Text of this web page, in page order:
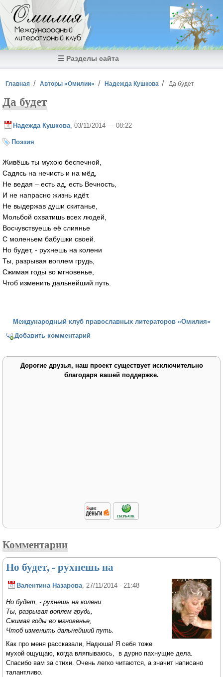
Перейти к основному содержанию
Омилия
Международный
литературный клуб
☰ Разделы сайта
Вы здесь
Главная Авторы «Омилии» Надежда Кушкова Да будет
Да будет
Надежда Кушкова , 03/11/2014 — 08:22
Поэзия
Живёшь ты мухою беспечной,
Садясь на нечисть и на мёд,
Не ведая – есть ад, есть Вечность,
И не напрасно жизнь идёт.
Не выдержав души скитанье,
Мольбой охватишь всех людей,
Восчувствуешь её слиянье
С моленьем бабушки своей.
Но будет, - рухнешь на колени
Ты, разрывая воплем грудь,
Сжимая годы во мгновенье,
Чтоб изменить дальнейший путь.
Международный клуб православных литераторов «Омилия»
Добавить комментарий
Дорогие друзья, наш проект существует исключительно
благодаря вашей поддержке.
Комментарии
Но будет, - рухнешь на
Валентина Назарова, 27/11/2014 - 21:48
Но будет, - рухнешь на колени
Ты, разрывая воплем грудь,
Сжимая годы во мгновенье,
Чтоб изменить дальнейший путь.
Как про меня рассказали, Надюша! Я себя тоже
мухой ощущаю, когда вляпываюсь, в дурно пахнущие дела.
Спасибо вам за стихи. Очень легко читаются, а значит написано
талантливо.